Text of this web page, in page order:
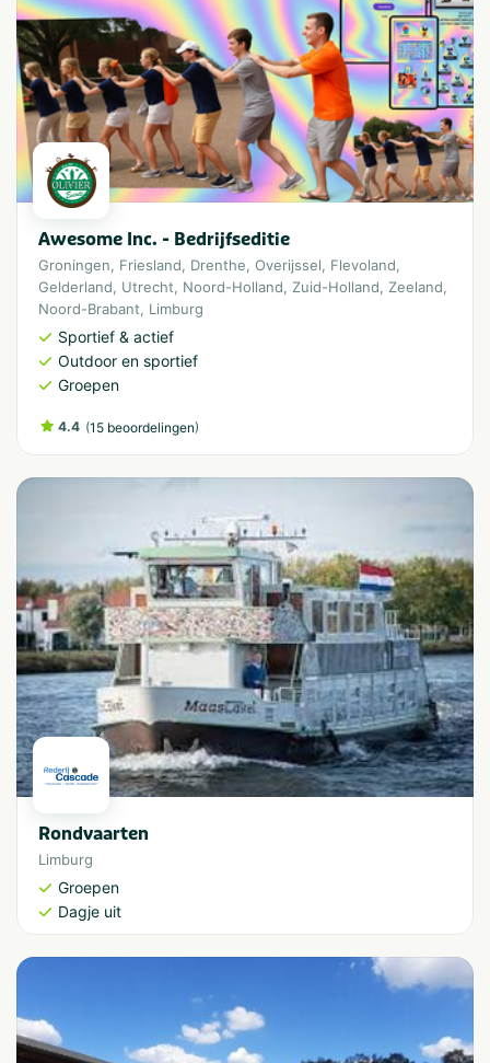
Awesome Inc. - Bedrijfseditie
Groningen, Friesland, Drenthe, Overijssel, Flevoland,
Gelderland, Utrecht, Noord-Holland, Zuid-Holland, Zeeland,
Noord-Brabant, Limburg
Sportief & actief
Outdoor en sportief
Groepen
4.4 (15 beoordelingen)
Rondvaarten
Limburg
Groepen
Dagje uit